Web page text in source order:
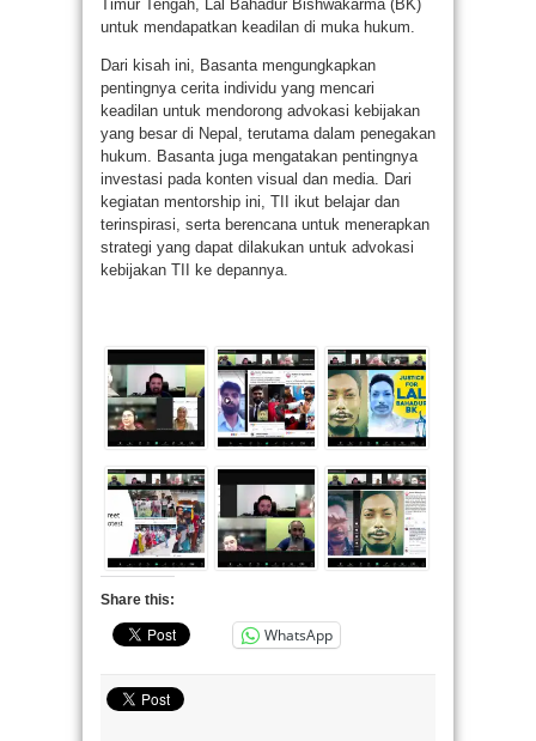
Timur Tengah, Lal Bahadur Bishwakarma (BK)
untuk mendapatkan keadilan di muka hukum.
Dari kisah ini, Basanta mengungkapkan
pentingnya cerita individu yang mencari
keadilan untuk mendorong advokasi kebijakan
yang besar di Nepal, terutama dalam penegakan
hukum. Basanta juga mengatakan pentingnya
investasi pada konten visual dan media. Dari
kegiatan mentorship ini, TII ikut belajar dan
terinspirasi, serta berencana untuk menerapkan
strategi yang dapat dilakukan untuk advokasi
kebijakan TII ke depannya.
Share this:
WhatsApp